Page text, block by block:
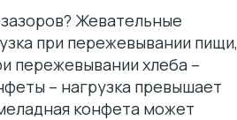
Жевательные
при пережевывании пищи,
пережевывании хлеба –
– нагрузка превышает
конфета может